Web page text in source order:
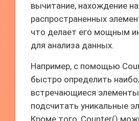
вычитание, нахождение
распространенных
что делает его мощным
для анализа данных.
Например, с помощью
быстро определить
встречающиеся элементы
подсчитать уникальные
Кроме того, Counter()